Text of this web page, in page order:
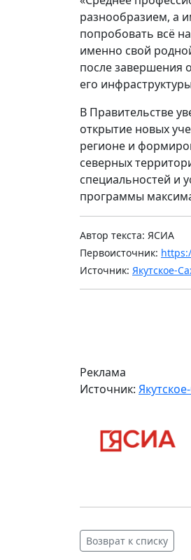
разнообразием, а
попробовать всё
именно свой
после завершения
его
В Правительстве
открытие новых
регионе и
северных
специальностей и
программы
Автор текста: ЯСИА
Первоисточник:
Источник: Якутское-
Реклама
Источник:
Возврат к списку